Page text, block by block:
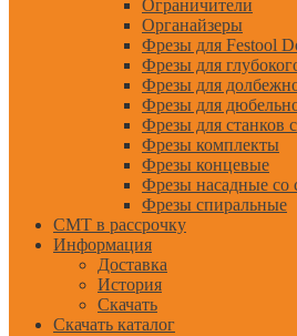
Ограничители
Органайзеры
Фрезы для Festool
Фрезы для
Фрезы для
Фрезы для
Фрезы для станков
Фрезы комплекты
Фрезы концевые
Фрезы насадные
Фрезы спиральные
CMT в рассрочку
Информация
Доставка
История
Скачать
Скачать каталог